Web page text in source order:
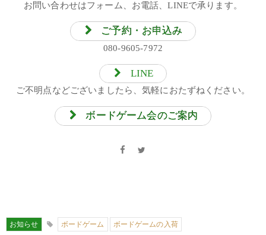
お問い合わせはフォーム、お電話、LINEで承ります。
ご予約・お申込み
080-9605-7972
LINE
ご不明点などございましたら、気軽におたずねください。
ボードゲーム会のご案内
お知らせ ボードゲーム ボードゲームの入荷